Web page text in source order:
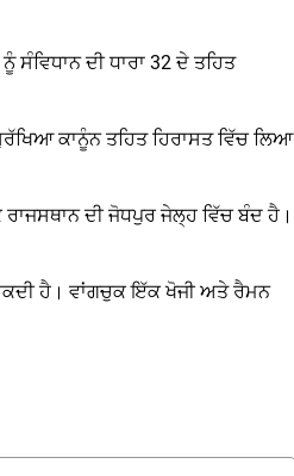
ਦੀ ਧਾਰਾ 32 ਦੇ ਤਹਿਤ
ਕਾਨੂੰਨ ਤਹਿਤ ਹਿਰਾਸਤ ਵਿੱਚ ਲਿਆ
ਦੀ ਜੋਧਪੁਰ ਜੇਲ੍ਹ ਵਿੱਚ ਬੰਦ ਹੈ।
ਹੈ। ਵਾਂਗਚੁਕ ਇੱਕ ਖੋਜੀ ਅਤੇ ਰੈਮਨ